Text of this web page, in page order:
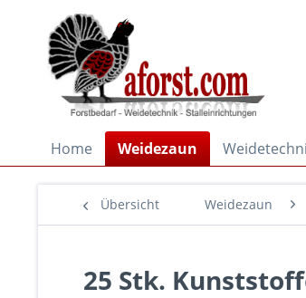
Home Weidezaun
Übersicht Weidezaun
25 Stk.